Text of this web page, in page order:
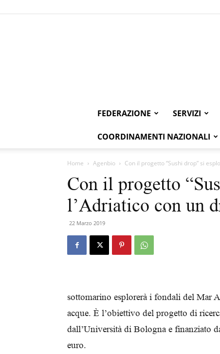
FEDERAZIONE SERVIZI
COORDINAMENTI NAZIONALI
Home Agenbio Con il progetto “Sushi drop” si
Con il progetto
l’Adriatico con un
22 Marzo 2019
sottomarino esplorerà i fondali del Mar
acque. È l’obiettivo del progetto di
dall’Università di Bologna e finanziato
euro.